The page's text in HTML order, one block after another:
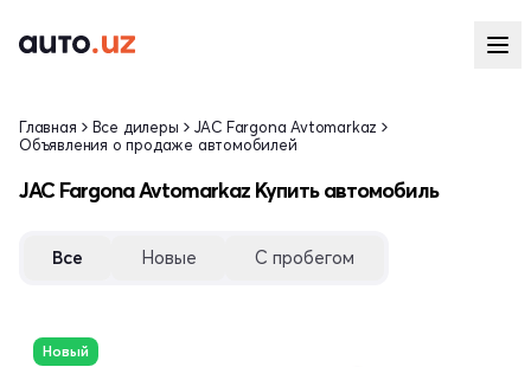
Главная Все дилеры
JAC Fargona Avtomarkaz
Объявления о продаже автомобилей
JAC Fargona Avtomarkaz Купить автомобиль
Все Новые С пробегом
Новый